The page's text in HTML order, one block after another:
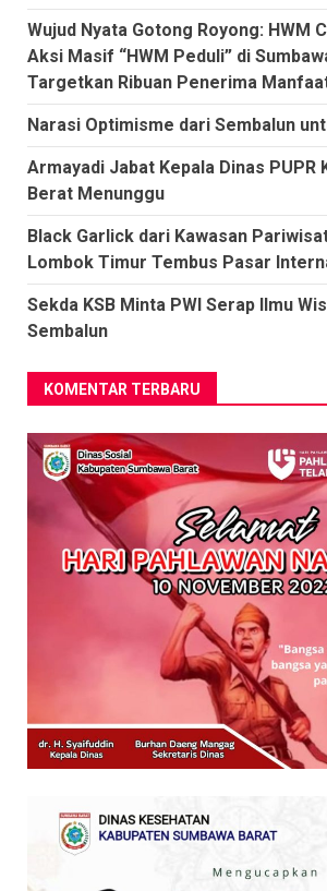
Wujud Nyata Gotong Royong: HWM
Aksi Masif “HWM Peduli” di
Targetkan Ribuan Penerima
Narasi Optimisme dari Sembalun
Armayadi Jabat Kepala Dinas PUPR
Berat Menunggu
Black Garlick dari Kawasan
Lombok Timur Tembus Pasar
Sekda KSB Minta PWI Serap Ilmu
Sembalun
KOMENTAR TERBARU